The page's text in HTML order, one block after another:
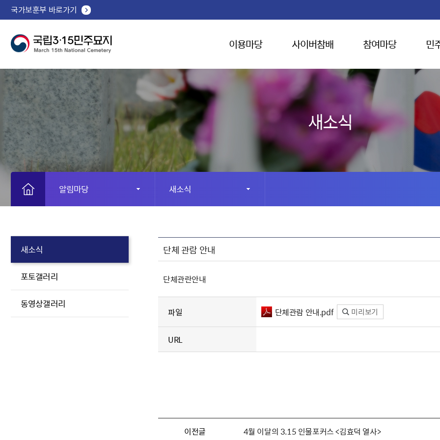
국가보훈부 바로가기
이용마당 사이버참배 참여마당 민
새소식
알림마당 새소식
새소식
포토갤러리
동영상갤러리
단체 관람 안내
단체관란안내
파일 단체관람 안내.pdf 미리보기
URL
이전글 4월 이달의 3.15 인물포커스 <김효덕 열사>